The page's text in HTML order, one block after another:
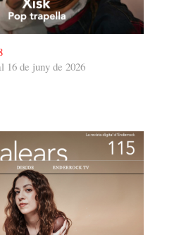
16 de juny de 2026